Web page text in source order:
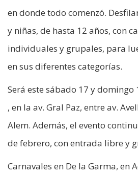
en donde todo comenzó.
y niñas, de hasta 12 años, con
individuales y grupales, para
en sus diferentes categorías.
Será este sábado 17 y domingo
, en la av. Gral Paz, entre av.
Alem. Además, el evento
de febrero, con entrada libre y
Carnavales en De la Garma, en